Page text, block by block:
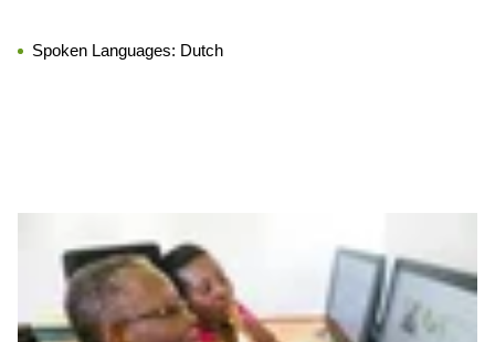
Spoken Languages: Dutch